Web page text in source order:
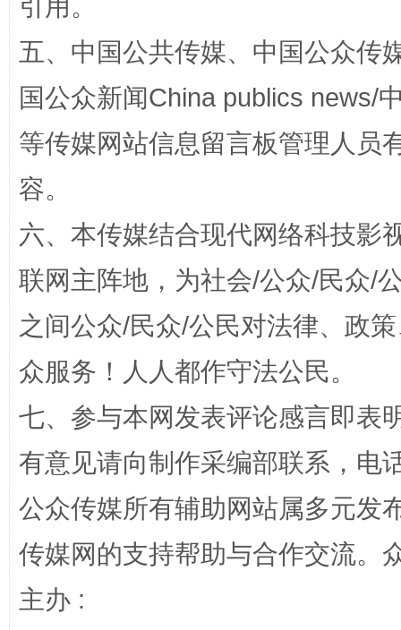
扯下公款旅游的“隐身衣” 如何以
引用。
五、中国公共传媒、中国公众传
国公众新闻China publics news/
等传媒网站信息留言板管理人员
容。
六、本传媒结合现代网络科技影
联网主阵地，为社会/公众/民众/
之间公众/民众/公民对法律、政
众服务！人人都作守法公民。
七、参与本网发表评论感言即表
有意见请向制作采编部联系，电
公众传媒所有辅助网站属多元发
传媒网的支持帮助与合作交流。
主办 :